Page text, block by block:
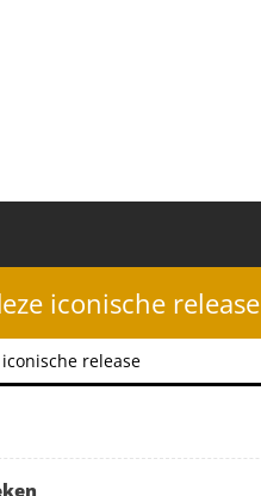
iconische release
release